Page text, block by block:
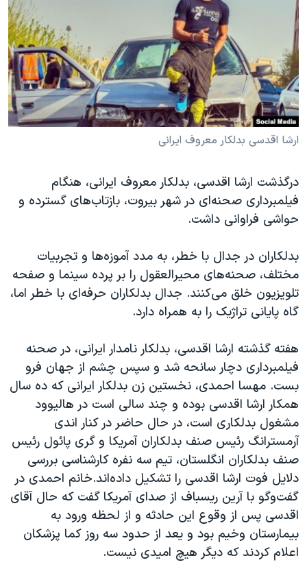
فرهنگ و زندگی
حقوق شهروندی
اقتصادی
علم و فناوری
اسرائیل در جنگ
گالری عکس
انتخابات ریاست جمهوری آمریکا ۲۰۲۴
حمله جمهوری اسلامی به اسرائیل
رمز مهسا
ورزش زنان در ایران
اعتراضات زن، زندگی، آزادی
تریبونال مردمی آبان ۹۸
دادگاه حمید نوری
قانون شفافیت دارائی کادر رهبری ایران
اعتراضات مردمی آبان ۹۸
اسرائیل در جنگ
همایش محافظه‌کاران آمریکا «سی‌پک»
صفحه‌های ویژه
سفر پرزیدنت ترامپ به چین
زبانهای مختلف
ارشا اقدسی بدلکار معروف ایرانی
درگذشت ارشا اقدسی، بدلکار معروف ایرانی، هنگام
فیلمبرداری صحنه‌ای در شهر بیروت، بازتاب‌های گسترده و
حواشی فراوانی داشت.
بدلکاران در جدال با خطر، به مدد آموزه‌ها و تجربیات
مختلف، صحنه‌های محیرالعقول را بر پرده سینما و صفحه
تلویزیون خلق می‌کنند. جدال بدلکاران حرفه‌ای با خطر اما،
گاه پایانی تراژیک را به همراه دارد.
هفته گذشته ارشا اقدسی، بدلکار نامدار ایرانی، در صحنه
فیلمبرداری دچار سانحه شد و سپس چشم از جهان فرو
بست. مهسا احمدی، نخستین زن بدلکار ایرانی که ده سال
همکار ارشا اقدسی بوده و چند سالی است در هالیوود
مشغول بدلکاری است، در حال حاضر در کنار اندی
آرمسترانگ رئیس صنف بدلکاران آمریکا و گری پائول رئیس
صنف بدلکاران انگلستان، تیم سه نفره کارشناسی بررسی
دلایل فوت ارشا اقدسی را تشکیل داده‌اند.خانم احمدی در
گفت‌و‌گو با آرین ریسباف از صدای آمریکا گفت که حال آقای
اقدسی پس از وقوع این حادثه و از لحظه ورود به
بیمارستان وخیم بود و یعد از حدود سه روز کما پزشکان
اعلام کردند که دیگر هیچ امیدی نیست.